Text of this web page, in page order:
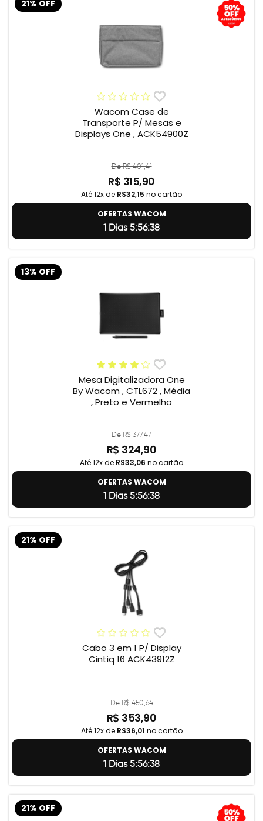
21% OFF
Wacom Case de
Transporte P/ Mesas e
Displays One , ACK54900Z
De R$ 401,41
R$ 315,90
Até 12x de R$32,15 no cartão
OFERTAS WACOM
1 Dias 5:56:37
13% OFF
Mesa Digitalizadora One
By Wacom , CTL672 , Média
, Preto e Vermelho
De R$ 377,47
R$ 324,90
Até 12x de R$33,06 no cartão
OFERTAS WACOM
1 Dias 5:56:37
21% OFF
Cabo 3 em 1 P/ Display
Cintiq 16 ACK43912Z
De R$ 450,64
R$ 353,90
Até 12x de R$36,01 no cartão
OFERTAS WACOM
1 Dias 5:56:37
21% OFF